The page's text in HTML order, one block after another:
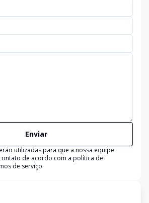
Enviar
utilizadas para que a nossa equipe
de acordo com a política de
de serviço